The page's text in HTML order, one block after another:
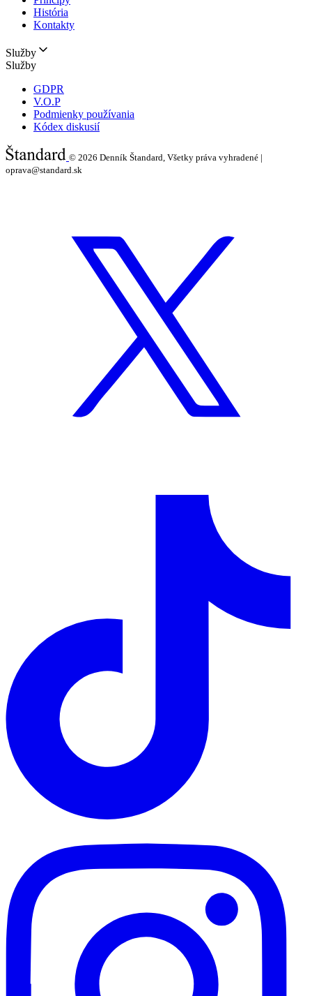
História
Kontakty
Služby
Služby
GDPR
V.O.P
Podmienky používania
Kódex diskusií
© 2026 Denník Štandard, Všetky práva vyhradené |
oprava@standard.sk